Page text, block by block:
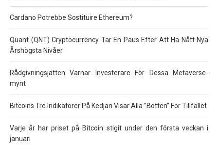
Cardano Potrebbe Sostituire Ethereum?
Quant (QNT) Cryptocurrency Tar En Paus Efter Att Ha Nått Nya
Årshögsta Nivåer
Rådgivningsjätten Varnar Investerare För Dessa Metaverse-
mynt
Bitcoins Tre Indikatorer På Kedjan Visar Alla ”Botten” För Tillfället
Varje år har priset på Bitcoin stigit under den första veckan i
januari